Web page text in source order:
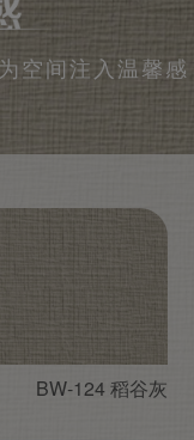
空间注入温馨
BW-124 稻谷灰